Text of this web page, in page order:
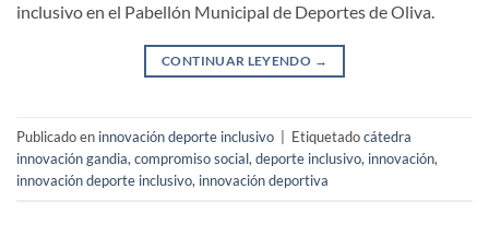
inclusivo en el Pabellón Municipal de Deportes de Oliva.
CONTINUAR LEYENDO →
Publicado en innovación deporte inclusivo Etiquetadocátedra
innovación gandia, compromiso social, deporte inclusivo, innovación,
innovación deporte inclusivo, innovación deportiva